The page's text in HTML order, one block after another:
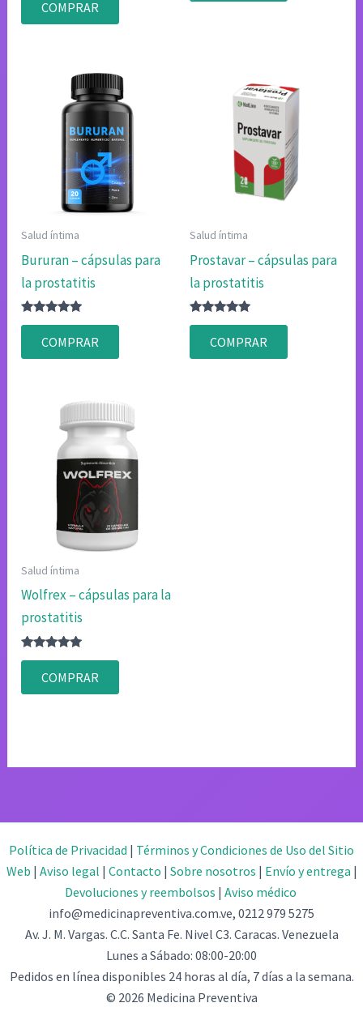
4.83
de 5
COMPRAR
Salud íntima
Bururan – cápsulas para
la prostatitis
Valorado
4.83
de 5
COMPRAR
Salud íntima
Prostavar – cápsulas para
la prostatitis
Valorado
4.83
de 5
COMPRAR
Salud íntima
Wolfrex – cápsulas para la
prostatitis
Valorado
4.80
de 5
COMPRAR
Política de Privacidad | Términos y Condiciones de Uso del Sitio
Web | Aviso legal | Contacto | Sobre nosotros | Envío y entrega |
Devoluciones y reembolsos | Aviso médico
info@medicinapreventiva.com.ve, 0212 979 5275
Av. J. M. Vargas. C.C. Santa Fe. Nivel C3. Caracas. Venezuela
Lunes a Sábado: 08:00-20:00
Pedidos en línea disponibles 24 horas al día, 7 días a la semana.
© 2026 Medicina Preventiva